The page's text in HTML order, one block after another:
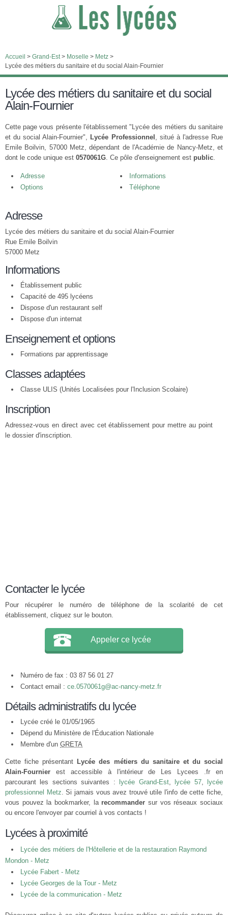
Accueil > Grand-Est> Moselle > Metz >
Lycée des métiers du sanitaire et du social Alain-Fournier
Lycée des métiers du sanitaire et du social
Alain-Fournier
Cette page vous présente l'établissement "Lycée des métiers du sanitaire
et du social Alain-Fournier", Lycée Professionnel , situé à l'adresse Rue
Emile Boilvin, 57000 Metz, dépendant de l'Académie de Nancy-Metz, et
dont le code unique est 0570061G. Ce pôle d'enseignement est public.
Adresse
Informations
Options
Téléphone
Adresse
Lycée des métiers du sanitaire et du social Alain-Fournier
Rue Emile Boilvin
57000 Metz
Informations
Établissement public
Capacité de 495 lycéens
Dispose d'un restaurant self
Dispose d'un internat
Enseignement et options
Formations par apprentissage
Classes adaptées
Classe ULIS (Unités Localisées pour l'Inclusion Scolaire)
Inscription
Adressez-vous en direct avec cet établissement pour mettre au point
le dossier d'inscription.
Contacter le lycée
Pour récupérer le numéro de téléphone de la scolarité de cet
établissement, cliquez sur le bouton.
Appeler ce lycée
Numéro de fax : 03 87 56 01 27
Contact email : ce.0570061g@ac-nancy-metz.fr
Détails administratifs du lycée
Lycée créé le 01/05/1965
Dépend du Ministère de l'Éducation Nationale
Membre d'un GRETA
Cette fiche présentant Lycée des métiers du sanitaire et du social
Alain-Fournier est accessible à l'intérieur de Les Lycees .fr en
parcourant les sections suivantes :
lycée Grand-Est, lycée 57,
lycée
professionnel Metz. Si jamais vous avez trouvé utile l'info de cette fiche,
vous pouvez la bookmarker, la recommander sur vos réseaux sociaux
ou encore l'envoyer par courriel à vos contacts !
Lycées à proximité
Lycée des métiers de l'Hôtellerie et de la restauration Raymond
Mondon - Metz
Lycée Fabert - Metz
Lycée Georges de la Tour - Metz
Lycée de la communication - Metz